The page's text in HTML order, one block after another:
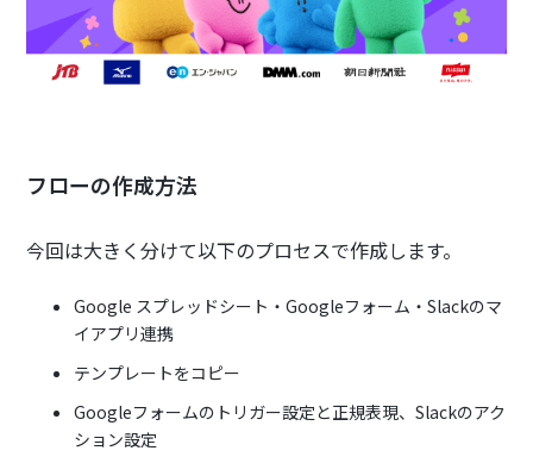
フローの作成方法
今回は大きく分けて以下のプロセスで作成します。
Google スプレッドシート・Googleフォーム・Slackのマ
イアプリ連携
テンプレートをコピー
Googleフォームのトリガー設定と正規表現、Slackのアク
ション設定